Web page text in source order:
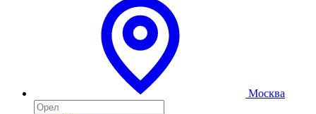
Москва